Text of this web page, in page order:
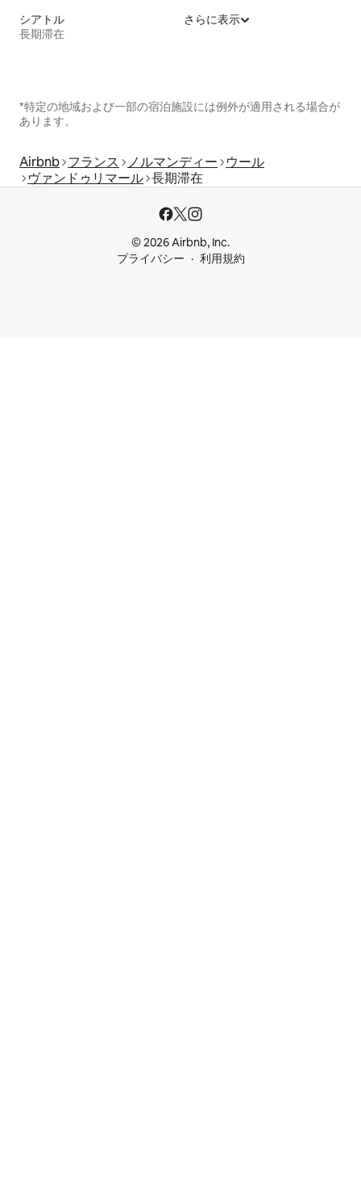
シアトル
長期滞在
さらに表示
*特定の地域および一部の宿泊施設には例外が適用される場合が
あります。
Airbnb フランス ノルマンディー
ウール
ヴァンドゥリマール 長期滞在
© 2026 Airbnb, Inc.
プライバシー
利用規約